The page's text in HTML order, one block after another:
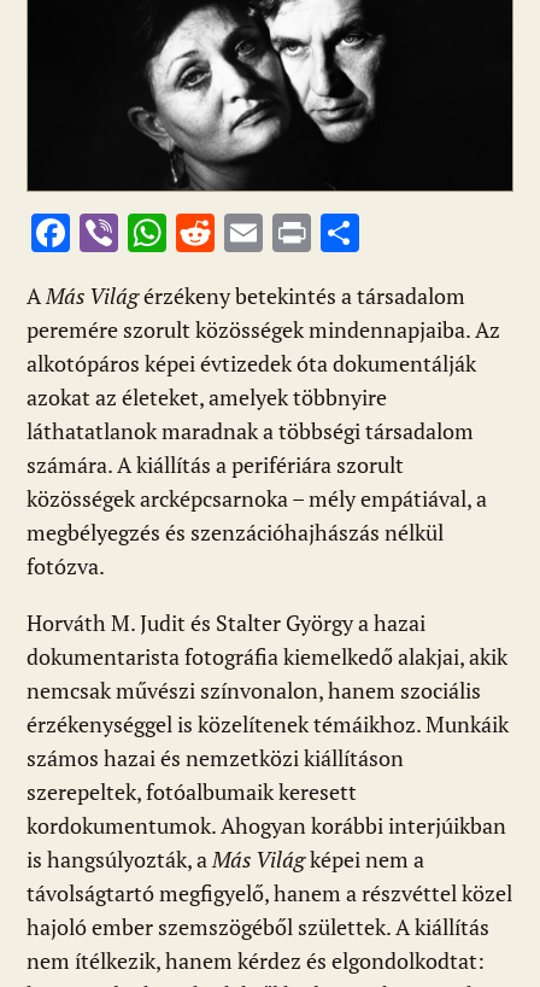
F
e
b
o
o
k
Vi
er
W
at
s
A
p
p
R
d
di
t
E
ai
l
Pr
t za
m
e
g
AMás Világérzékeny betekintés a társadalom
peremére szorult közösségek mindennapjaiba. Az
alkotópáros képei évtizedek óta dokumentálják
azokat az életeket, amelyek többnyire
láthatatlanok maradnak a többségi társadalom
számára. A kiállítás a perifériára szorult
közösségek arcképcsarnoka – mély empátiával, a
megbélyegzés és szenzációhajhászás nélkül
fotózva.
Horváth M. Judit és Stalter György a hazai
dokumentarista fotográfia kiemelkedő alakjai, akik
nemcsak művészi színvonalon, hanem szociális
érzékenységgel is közelítenek témáikhoz. Munkáik
számos hazai és nemzetközi kiállításon
szerepeltek, fotóalbumaik keresett
kordokumentumok. Ahogyan korábbi interjúikban
is hangsúlyozták, aMás Világképei nem a
távolságtartó megfigyelő, hanem a részvéttel közel
hajoló ember szemszögéből születtek. A kiállítás
nem ítélkezik, hanem kérdez és elgondolkodtat: